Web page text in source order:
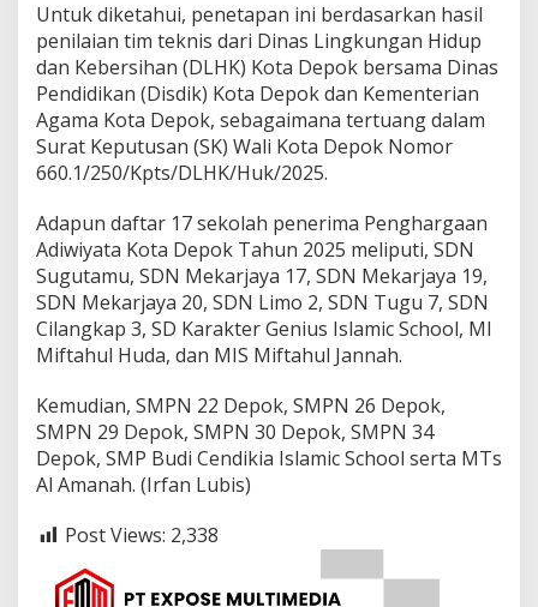
Untuk diketahui, penetapan ini berdasarkan hasil
penilaian tim teknis dari Dinas Lingkungan Hidup
dan Kebersihan (DLHK) Kota Depok bersama Dinas
Pendidikan (Disdik) Kota Depok dan Kementerian
Agama Kota Depok, sebagaimana tertuang dalam
Surat Keputusan (SK) Wali Kota Depok Nomor
660.1/250/Kpts/DLHK/Huk/2025.
Adapun daftar 17 sekolah penerima Penghargaan
Adiwiyata Kota Depok Tahun 2025 meliputi, SDN
Sugutamu, SDN Mekarjaya 17, SDN Mekarjaya 19,
SDN Mekarjaya 20, SDN Limo 2, SDN Tugu 7, SDN
Cilangkap 3, SD Karakter Genius Islamic School, MI
Miftahul Huda, dan MIS Miftahul Jannah.
Kemudian, SMPN 22 Depok, SMPN 26 Depok,
SMPN 29 Depok, SMPN 30 Depok, SMPN 34
Depok, SMP Budi Cendikia Islamic School serta MTs
Al Amanah. (Irfan Lubis)
Post Views: 2,338